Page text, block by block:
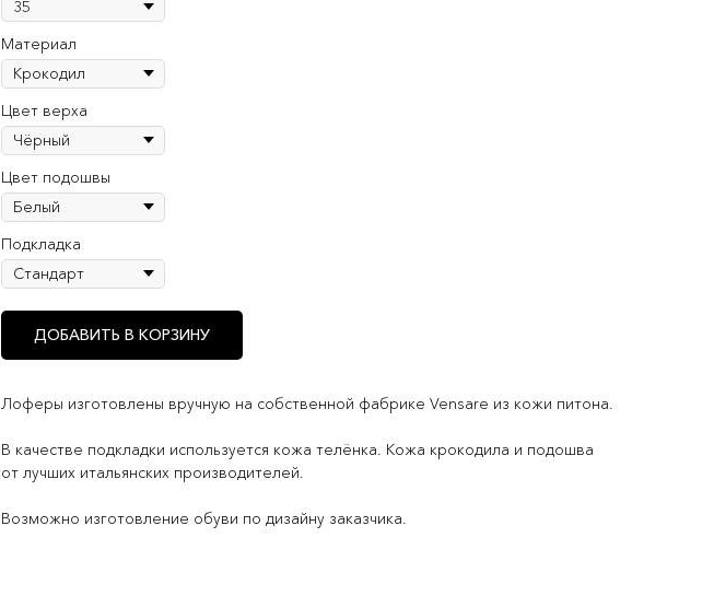
Материал
Цвет верха
Цвет подошвы
Подкладка
ДОБАВИТЬ В КОРЗИНУ
Лоферы изготовлены вручную на собственной фабрике Vensare из кожи питона.
В качестве подкладки используется кожа телёнка. Кожа крокодила и подошва
от лучших итальянских производителей.
Возможно изготовление обуви по дизайну заказчика.